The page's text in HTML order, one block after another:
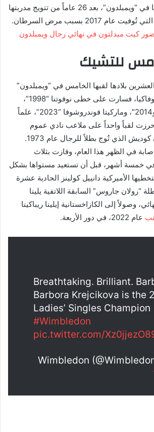
وجاء فوز كرايتشيكوفا في “ويمبلدون”، بعد 26 عاماً من تتويج مدربتها
2017 بسبب مرض السرطان.
كيت ميدلتون في نهائي رجال ويمبلدون
للتشيك
بلادها لقبها الخامس في “ويمبلدون”
منذ الانفصال عن سلوفاكيا، فسارت على خطى نوفوتنا “1998”،
وبترا كفيتوفا “2011 و2014″، وماركيتا فوندروشوفا “2023”، علماً
لقباً واحداً على ملاعب نادي عموم
الذي تُوج بطلاً للرجال عام 1973.
في الظهر هذا العام، وفازت بثلاث
خمسة أشهر، قبل أن تستعيد مستواها بشكل
الأميركية دانييل كولينز الحادية عشرة
“رولان جاروس” السابقة اللاتفية يلينا
وصولاً إلى الكازاخستانية إيلينا ريباكينا
عام 2022، في دور الأربعة.
Breathtaking. Brilliant.
Barbora Krejcikova is the
Ladies’ Singles Champion
#Wimbledon
pic.twitter.com/